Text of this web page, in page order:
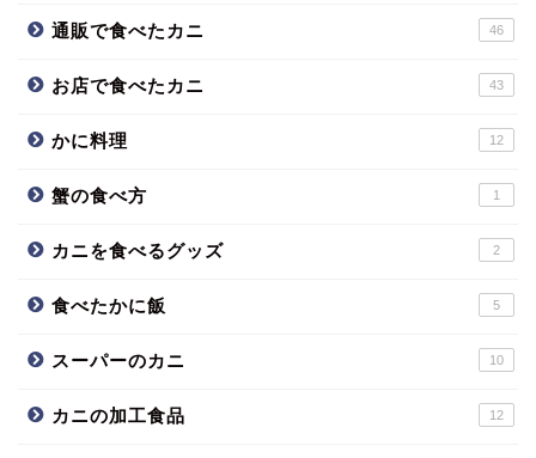
通販で食べたカニ 46
お店で食べたカニ 43
かに料理 12
蟹の食べ方 1
カニを食べるグッズ 2
食べたかに飯 5
スーパーのカニ 10
カニの加工食品 12